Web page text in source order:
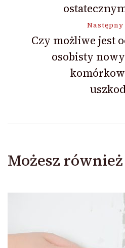
Czy możliwe jest
osobisty
Możesz